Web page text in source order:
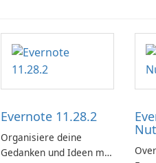
Evernote 11.28.2
Organisiere deine
Gedanken und Ideen mit